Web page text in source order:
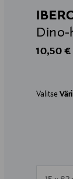
Dino-
10,50 €
ValitseVäri
null